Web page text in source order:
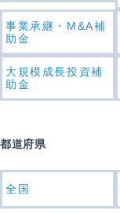
事業承継・M&A補
助金
大規模成長投資補
助金
都道府県
全国